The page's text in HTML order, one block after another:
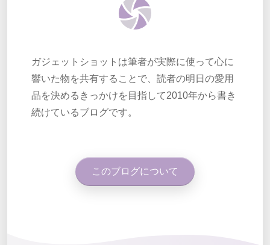
ガジェットショットは筆者が実際に使って心に
響いた物を共有することで、読者の明日の愛用
品を決めるきっかけを目指して2010年から書き
続けているブログです。
このブログについて